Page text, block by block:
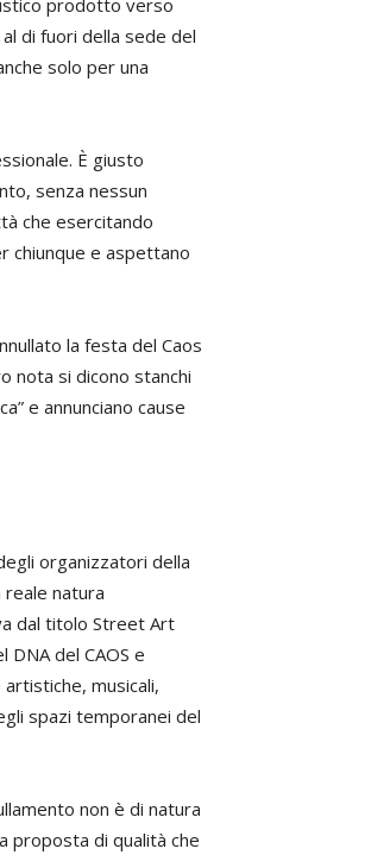
prodotto verso
di fuori della sede del
solo per una
È giusto
senza nessun
che esercitando
chiunque e aspettano
la festa del Caos
nota si dicono stanchi
e annunciano cause
organizzatori della
natura
dal titolo Street Art
del CAOS e
musicali,
spazi temporanei del
non è di natura
proposta di qualità che